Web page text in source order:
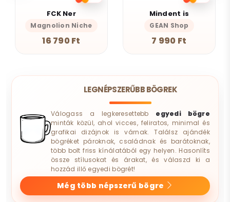
FCK Ner
Magnolion Niche
16 790 Ft
Mindent is
GEAN Shop
7 990 Ft
LEGNÉPSZERŰBB BÖGREK
Válogass a legkeresettebb egyedi bögre
minták közül, ahol vicces, feliratos, minimal és
grafikai dizájnok is várnak. Találsz ajándék
bögréket pároknak, családnak és barátoknak,
több bolt friss kínálatából egy helyen. Hasonlíts
össze stílusokat és árakat, és válaszd ki a
hozzád illő egyedi bögrét!
Még több népszerű bögre